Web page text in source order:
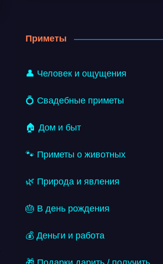
Приметы
👤 Человек и ощущения
💍 Свадебные приметы
🏠 Дом и быт
🐾 Приметы о животных
🌿 Природа и явления
🎂 В день рождения
💰 Деньги и работа